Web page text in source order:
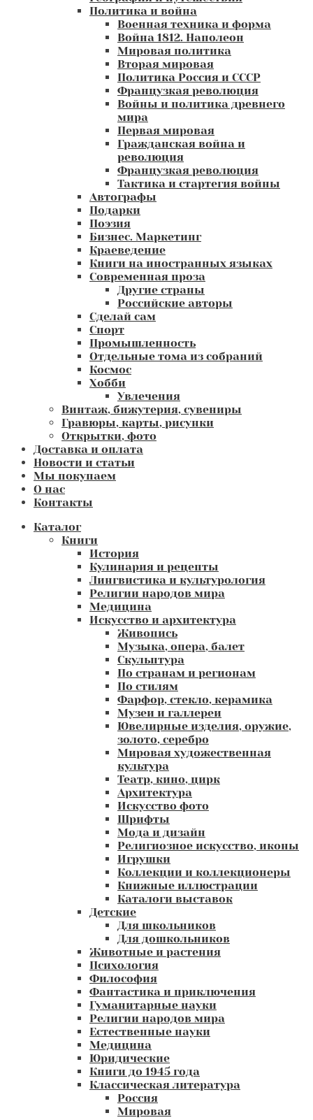
Политика и война
Военная техника и форма
Война 1812. Наполеон
Мировая политика
Вторая мировая
Политика Россия и СССР
Французкая революция
Войны и политика древнего
мира
Первая мировая
Гражданская война и
революция
Французкая революция
Тактика и стартегия войны
Автографы
Подарки
Поэзия
Бизнес. Маркетинг
Краеведение
Книги на иностранных языках
Современная проза
Другие страны
Российские авторы
Сделай сам
Спорт
Промышленность
Отдельные тома из собраний
Космос
Хобби
Увлечения
Винтаж, бижутерия, сувениры
Гравюры, карты, рисунки
Открытки, фото
Доставка и оплата
Новости и статьи
Мы покупаем
О нас
Контакты
Каталог
Книги
История
Кулинария и рецепты
Лингвистика и культурология
Религии народов мира
Медицина
Искусство и архитектура
Живопись
Музыка, опера, балет
Скульптура
По странам и регионам
По стилям
Фарфор, стекло, керамика
Музеи и галлереи
Ювелирные изделия, оружие,
золото, серебро
Мировая художественная
культура
Театр, кино, цирк
Архитектура
Искусство фото
Шрифты
Мода и дизайн
Религиозное искусство, иконы
Игрушки
Коллекции и коллекционеры
Книжные иллюстрации
Каталоги выставок
Детские
Для школьников
Для дошкольников
Животные и растения
Психология
Философия
Фантастика и приключения
Гуманитарные науки
Религии народов мира
Естественные науки
Медицина
Юридические
Книги до 1945 года
Классическая литература
Россия
Мировая